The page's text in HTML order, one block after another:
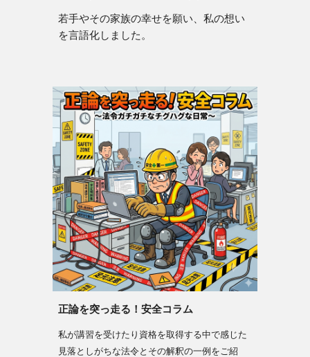
若手やその家族の幸せを願い、私の想い
を言語化しました。
正論を突っ走る！安全コラム
私が講習を受けたり資格を取得する中で感じた
見落としがちな法令とその解釈の一例をご紹